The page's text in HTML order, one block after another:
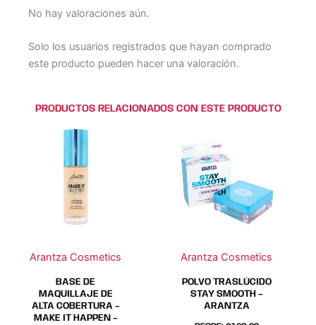
No hay valoraciones aún.
Solo los usuarios registrados que hayan comprado
este producto pueden hacer una valoración.
PRODUCTOS RELACIONADOS CON ESTE PRODUCTO
Arantza Cosmetics
producto
tiene
múltiples
variantes.
Las
opciones
pueden
elegir
en
la
BASE DE
MAQUILLAJE DE
ALTA COBERTURA –
MAKE IT HAPPEN –
pueden
elegir
en
la
Arantza Cosmetics
tiene
variantes.
Las
opciones
pueden
elegir
en
la
POLVO TRASLÚCIDO
STAY SMOOTH –
ARANTZA
variantes.
Las
pueden
elegir
en